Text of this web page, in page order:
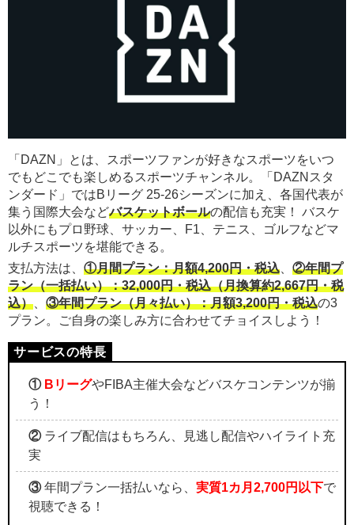
「DAZN」とは、スポーツファンが好きなスポーツをいつ
でもどこでも楽しめるスポーツチャンネル。「DAZNスタ
ンダード」ではBリーグ 25-26シーズンに加え、各国代表が
集う国際大会などバスケットボールの配信も充実！ バスケ
以外にもプロ野球、サッカー、F1、テニス、ゴルフなどマ
ルチスポーツを堪能できる。
支払方法は、 ①月間プラン：月額4,200円・税込、 ②年間プ
ラン（一括払い）：32,000円・税込（月換算約2,667円・税
込）、 ③年間プラン（月々払い）：月額3,200円・税込の3
プラン。ご自身の楽しみ方に合わせてチョイスしよう！
① BリーグやFIBA主催大会などバスケコンテンツが揃
う！
②ライブ配信はもちろん、見逃し配信やハイライト充
実
③年間プラン一括払いなら、 実質1カ月2,700円以下で
視聴できる！